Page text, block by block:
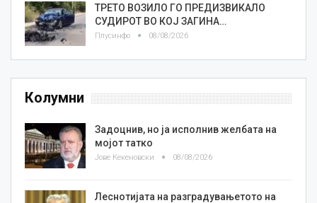
ТРЕТО ВОЗИЛО ГО ПРЕДИЗВИКАЛО
СУДИРОТ ВО КОЈ ЗАГИНА…
Плусинфо 08/08/2026
Колумни
Задоцнив, но ја исполнив желбата на
мојот татко
Јове Кекеновски 08/08/2026
Леснотијата на разградувањетото на